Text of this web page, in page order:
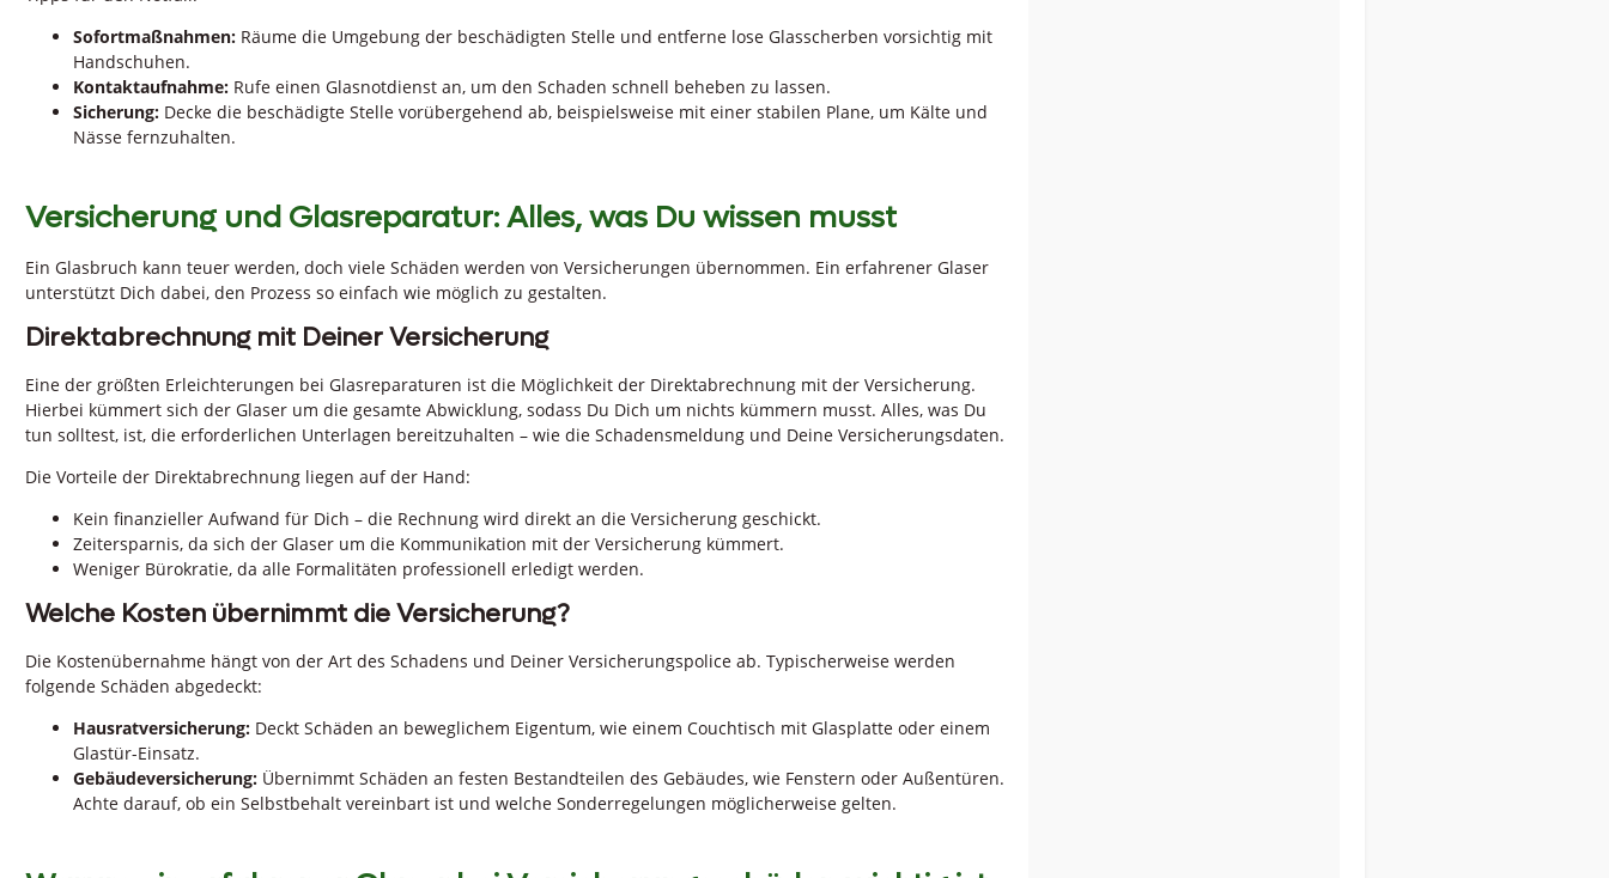
Sofortmaßnahmen: Räume die Umgebung der beschädigten Stelle und entferne lose Glasscherben vorsichtig mit
Handschuhen.
Kontaktaufnahme: Rufe einen Glasnotdienst an, um den Schaden schnell beheben zu lassen.
Sicherung: Decke die beschädigte Stelle vorübergehend ab, beispielsweise mit einer stabilen Plane, um Kälte und
Nässe fernzuhalten.
Versicherung und Glasreparatur: Alles, was Du wissen musst
Ein Glasbruch kann teuer werden, doch viele Schäden werden von Versicherungen übernommen. Ein erfahrener Glaser
unterstützt Dich dabei, den Prozess so einfach wie möglich zu gestalten.
Direktabrechnung mit Deiner Versicherung
Eine der größten Erleichterungen bei Glasreparaturen ist die Möglichkeit der Direktabrechnung mit der Versicherung.
Hierbei kümmert sich der Glaser um die gesamte Abwicklung, sodass Du Dich um nichts kümmern musst. Alles, was Du
tun solltest, ist, die erforderlichen Unterlagen bereitzuhalten – wie die Schadensmeldung und Deine Versicherungsdaten.
Die Vorteile der Direktabrechnung liegen auf der Hand:
Kein finanzieller Aufwand für Dich – die Rechnung wird direkt an die Versicherung geschickt.
Zeitersparnis, da sich der Glaser um die Kommunikation mit der Versicherung kümmert.
Weniger Bürokratie, da alle Formalitäten professionell erledigt werden.
Welche Kosten übernimmt die Versicherung?
Die Kostenübernahme hängt von der Art des Schadens und Deiner Versicherungspolice ab. Typischerweise werden
folgende Schäden abgedeckt:
Hausratversicherung: Deckt Schäden an beweglichem Eigentum, wie einem Couchtisch mit Glasplatte oder einem
Glastür-Einsatz.
Gebäudeversicherung: Übernimmt Schäden an festen Bestandteilen des Gebäudes, wie Fenstern oder Außentüren.
Achte darauf, ob ein Selbstbehalt vereinbart ist und welche Sonderregelungen möglicherweise gelten.